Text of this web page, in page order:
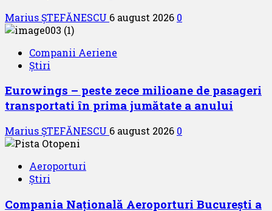
Marius ȘTEFĂNESCU 6 august 2026 0
Companii Aeriene
Știri
Eurowings – peste zece milioane de pasageri
transportati în prima jumătate a anului
Marius ȘTEFĂNESCU 6 august 2026 0
Aeroporturi
Știri
Compania Națională Aeroporturi București a